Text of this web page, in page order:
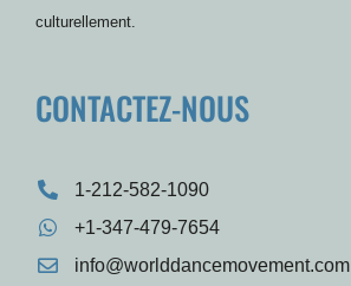
culturellement.
CONTACTEZ-NOUS
1-212-582-1090
+1-347-479-7654
info@worlddancemovement.com